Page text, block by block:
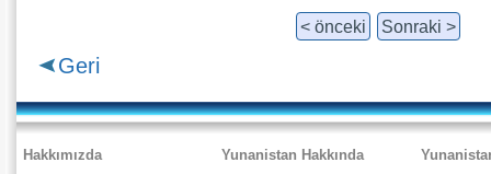
< önceki Sonraki >
Geri
Hakkımızda Yunanistan Hakkında